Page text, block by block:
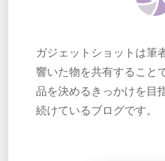
ガジェットショットは筆
響いた物を共有すること
品を決めるきっかけを目
続けているブログです。